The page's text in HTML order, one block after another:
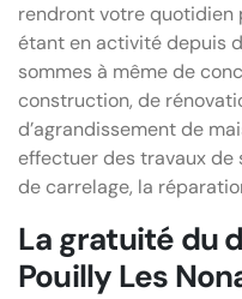
rendront votre quotidien
étant en activité depuis
sommes à même de
construction, de
d’agrandissement de
effectuer des travaux
de carrelage, la
La gratuité du
Pouilly Les